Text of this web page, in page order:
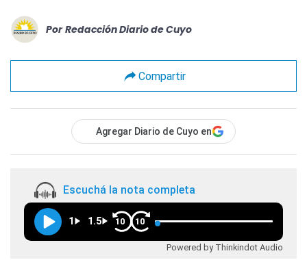
Por Redacción Diario de Cuyo
Compartir
Agregar Diario de Cuyo en
Escuchá la nota completa
1 1.5 10 10
Powered by Thinkindot Audio